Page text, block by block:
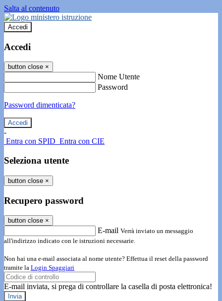
Salta al contenuto
Accedi
Accedi
button close ×
Nome Utente
Password
Password dimenticata?
-
Entra con SPID Entra con CIE
Seleziona utente
button close ×
Recupero password
button close ×
E-mail Verrà inviato un messaggio
all'indirizzo indicato con le istruzioni necessarie.
Non hai una e-mail associata al nome utente? Effettua il reset della password
tramite la Login Spaggiari
E-mail inviata, si prega di controllare la casella di posta elettronica!